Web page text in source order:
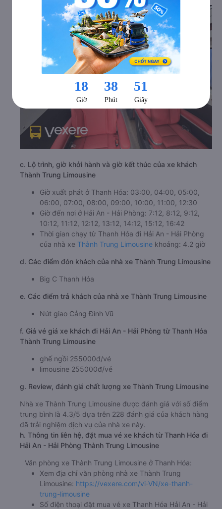
c. Lộ trình, giờ khởi hành và giờ kết thúc của xe khách
Thành Trung Limousine
Giờ xuất phát ở Thanh Hóa: 03:00, 04:00, 05:00,
06:00, 07:00, 08:00, 09:00, 10:00, 11:00, 12:30
Giờ đến nơi ở Hải An - Hải Phòng: 7:12, 8:12, 9:12,
10:12, 11:12, 12:12, 13:12, 14:12, 15:12, 16:42
Thời gian chạy từ Thanh Hóa đi Hải An - Hải Phòng
của nhà xe Thành Trung Limousine khoảng: 4.2 giờ
d. Các điểm đón khách của nhà xe Thành Trung Limousine
Big C Thanh Hóa
e. Các điểm trả khách của nhà xe Thành Trung Limousine
Nút giao Cảng Đình Vũ
f. Giá vé giá xe khách đi Hải An - Hải Phòng từ Thanh Hóa
Thành Trung Limousine
ghế ngồi 255000đ/vé
limousine 255000đ/vé
g. Review, đánh giá chất lượng xe Thành Trung Limousine
Nhà xe Thành Trung Limousine được đánh giá với số điểm
trung bình là 4.3/5 dựa trên 228 đánh giá của khách hàng
đã trải nghiệm dịch vụ của nhà xe này.
h. Thông tin liên hệ, đặt mua vé xe khách từ Thanh Hóa đi
Hải An - Hải Phòng Thành Trung Limousine
Văn phòng xe Thành Trung Limousine ở Thanh Hóa:
Xem địa chỉ văn phòng nhà xe Thành Trung
Limousine: https://vexere.com/vi-VN/xe-thanh-
trung-limousine
Số điện thoại đặt mua vé xe Thanh Hóa Hải An - Hải